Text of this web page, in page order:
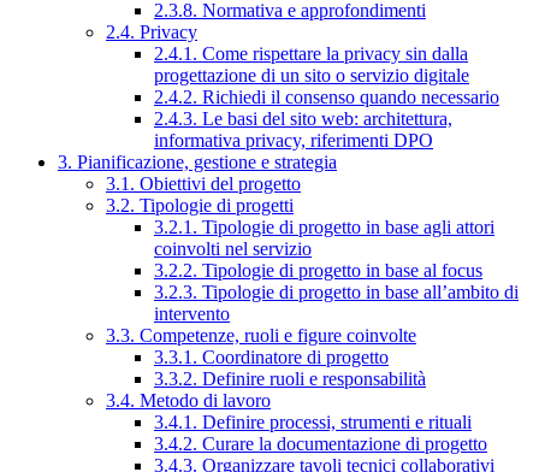
2.3.8. Normativa e approfondimenti
2.4. Privacy
2.4.1. Come rispettare la privacy sin dalla
progettazione di un sito o servizio digitale
2.4.2. Richiedi il consenso quando necessario
2.4.3. Le basi del sito web: architettura,
informativa privacy, riferimenti DPO
3. Pianificazione, gestione e strategia
3.1. Obiettivi del progetto
3.2. Tipologie di progetti
3.2.1. Tipologie di progetto in base agli attori
coinvolti nel servizio
3.2.2. Tipologie di progetto in base al focus
3.2.3. Tipologie di progetto in base all’ambito di
intervento
3.3. Competenze, ruoli e figure coinvolte
3.3.1. Coordinatore di progetto
3.3.2. Definire ruoli e responsabilità
3.4. Metodo di lavoro
3.4.1. Definire processi, strumenti e rituali
3.4.2. Curare la documentazione di progetto
3.4.3. Organizzare tavoli tecnici collaborativi